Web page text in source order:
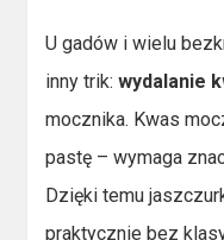
U gadów i wielu
inny trik:wydalanie
mocznika. Kwas
pastę – wymaga
Dzięki temu
praktycznie bez